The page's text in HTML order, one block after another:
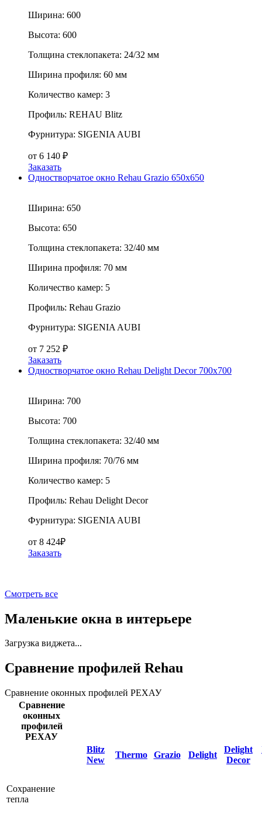
Ширина: 600
Высота: 600
Толщина стеклопакета: 24/32 мм
Ширина профиля: 60 мм
Количество камер: 3
Профиль: REHAU Blitz
Фурнитура: SIGENIA AUBI
от 6 140 ₽
Заказать
Одностворчатое окно Rehau Grazio 650x650
Ширина: 650
Высота: 650
Толщина стеклопакета: 32/40 мм
Ширина профиля: 70 мм
Количество камер: 5
Профиль: Rehau Grazio
Фурнитура: SIGENIA AUBI
от 7 252 ₽
Заказать
Одностворчатое окно Rehau Delight Decor 700x700
Ширина: 700
Высота: 700
Толщина стеклопакета: 32/40 мм
Ширина профиля: 70/76 мм
Количество камер: 5
Профиль: Rehau Delight Decor
Фурнитура: SIGENIA AUBI
от 8 424₽
Заказать
Смотреть все
Маленькие окна в интерьере
Загрузка виджета...
Сравнение профилей Rehau
Сравнение оконных профилей РЕХАУ
Сравнение
оконных
профилей
РЕХАУ
Blitz
New
Thermo Grazio Delight
Delight
Decor
Сохранение
тепла